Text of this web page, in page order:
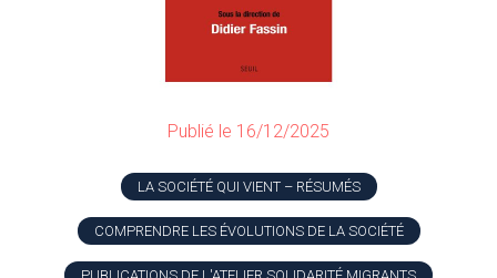
Publié le 16/12/2025
LA SOCIÉTÉ QUI VIENT – RÉSUMÉS
COMPRENDRE LES ÉVOLUTIONS DE LA SOCIÉTÉ